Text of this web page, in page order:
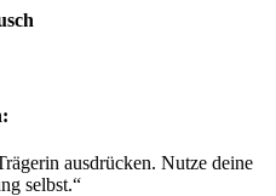
ausdrücken. Nutze deine
selbst.“